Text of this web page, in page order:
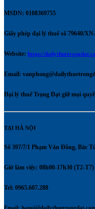
MSDN: 0108369755
Giấy phép đại lý thuế số 79640/
Website: https://
Email:
Đại lý thuế Trọng Đạt giữ mọi
TẠI HÀ NỘI
Số 397/7/1 Phạm Văn Đồng, Bắc
Giờ làm việc: 08h00-17h30 (T2-T7)
Tel: 0965.607.288
Email: